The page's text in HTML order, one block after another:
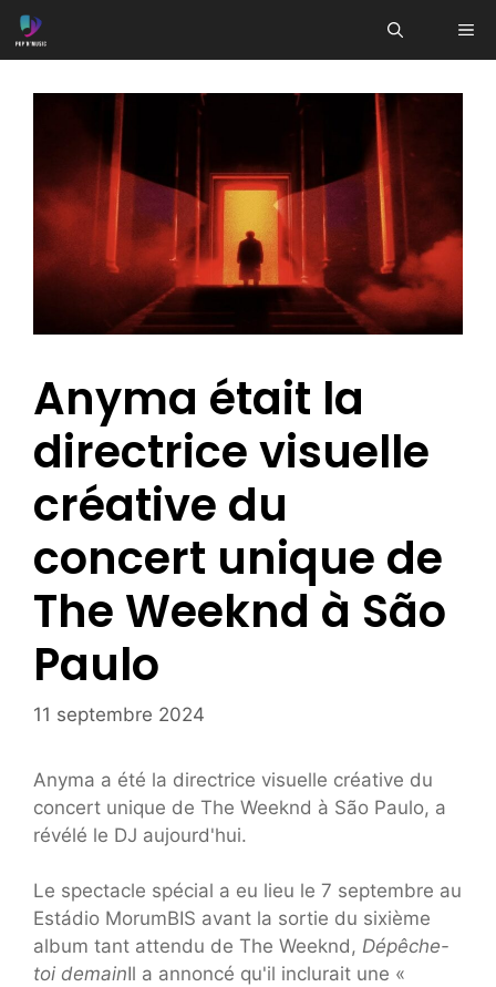
Aller
au
Anyma était la
directrice visuelle
créative du
concert unique de
The Weeknd à São
Paulo
11 septembre 2024
Anyma a été la directrice visuelle créative du
concert unique de The Weeknd à São Paulo, a
révélé le DJ aujourd'hui.
Le spectacle spécial a eu lieu le 7 septembre au
Estádio MorumBIS avant la sortie du sixième
album tant attendu de The Weeknd, Dépêche-
toi demainIl a annoncé qu'il inclurait une «